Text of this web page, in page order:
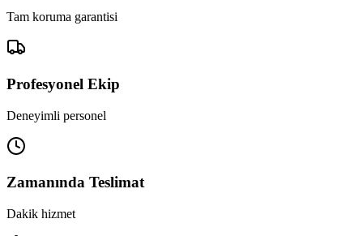
Tam koruma garantisi
Profesyonel Ekip
Deneyimli personel
Zamanında Teslimat
Dakik hizmet